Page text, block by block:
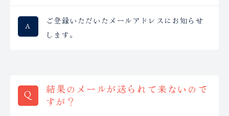
ご登録いただいたメールアドレスにお知らせ
します。
結果のメールが送られて来ないので
すが？